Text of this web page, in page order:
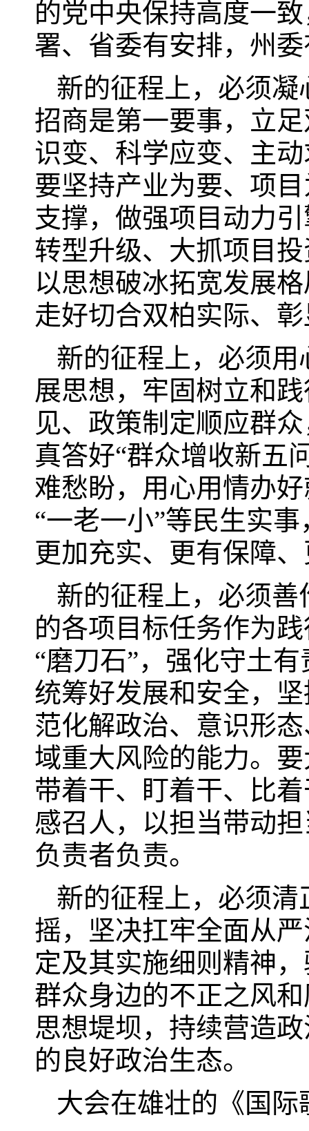
的党中央保持高度一
署、省委有安排，州
新的征程上，必须
招商是第一要事，立
识变、科学应变、主
要坚持产业为要、项
支撑，做强项目动力
转型升级、大抓项目
以思想破冰拓宽发展
走好切合双柏实际、
新的征程上，必须
展思想，牢固树立和
见、政策制定顺应群
真答好“群众增收新五
难愁盼，用心用情办
“一老一小”等民生实
更加充实、更有保障
新的征程上，必须
的各项目标任务作为
“磨刀石”，强化守土
统筹好发展和安全，
范化解政治、意识形
域重大风险的能力。
带着干、盯着干、比
感召人，以担当带动
负责者负责。
新的征程上，必须
摇，坚决扛牢全面从
定及其实施细则精神
群众身边的不正之风
思想堤坝，持续营造
的良好政治生态。
大会在雄壮的《国